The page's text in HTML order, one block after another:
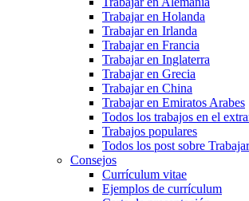
Trabajar en Holanda
Trabajar en Irlanda
Trabajar en Francia
Trabajar en Inglaterra
Trabajar en Grecia
Trabajar en China
Trabajar en Emiratos Arabes
Todos los trabajos en el
Trabajos populares
Todos los post sobre
Consejos
Currículum vitae
Ejemplos de currículum